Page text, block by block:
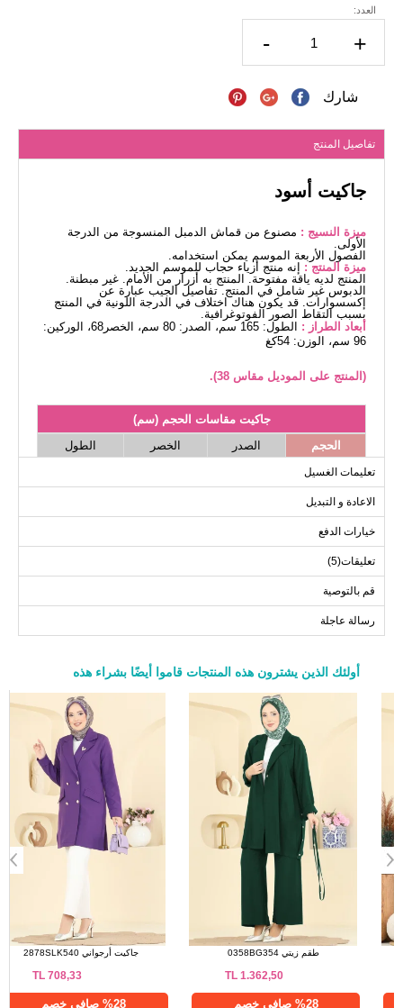
العدد:
- +
شارك
تفاصيل المنتج
جاكيت أسود
ميزة النسيج : مصنوع من قماش الدمبل المنسوجة من الدرجة
الأولى.
الفصول الأربعة الموسم يمكن استخدامه.
ميزة المنتج : إنه منتج أزياء حجاب للموسم الجديد.
المنتج لديه ياقة مفتوحة. المنتج به أزرار من الأمام. غير مبطنة.
الدبوس غير شامل في المنتج. تفاصيل الجيب عبارة عن
إكسسوارات. قد يكون هناك اختلاف في الدرجة اللونية في المنتج
بسبب التقاط الصور الفوتوغرافية.
أبعاد الطراز :
الطول: 165 سم، الصدر: 80 سم، الخصر68، الوركين:
96 سم، الوزن: 54كغ
(المنتج على الموديل مقاس 38).
جاكيت مقاسات الحجم (سم)
الحجم
الصدر الخصر
الطول
38
42
106
100
85
44
46
48
تعليمات الغسيل
الاعادة و التبديل
خيارات الدفع
تعليقات(5)
قم بالتوصية
رسالة عاجلة
أولئك الذين يشترون هذه المنتجات قاموا أيضًا بشراء هذه
a>
طقم زيتي 0358BG354
1.362,50
TL
كاب اخضر عفني 9233PLK541
1.007,50
TL